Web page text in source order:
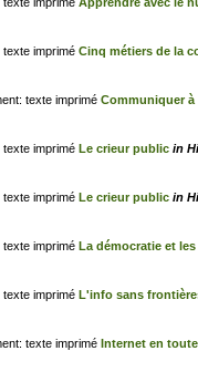
Cinq métiers de la
Communiquer
Le crieur public in
Le crieur public in
La démocratie et
L'info sans
Internet en